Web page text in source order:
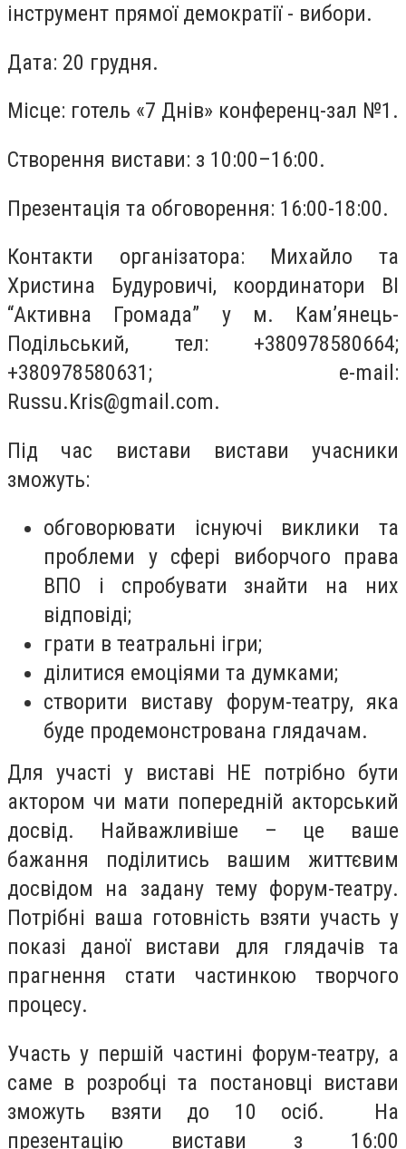
інструмент прямої демократії - вибори.
Дата: 20 грудня.
Місце: готель «7 Днів» конференц-зал №1.
Створення вистави: з 10:00–16:00.
Презентація та обговорення: 16:00-18:00.
Контакти організатора: Михайло та
Христина Будуровичі, координатори ВІ
“Активна Громада” у м. Кам’янець-
Подільський, тел: +380978580664;
+380978580631; e-mail:
Russu.Kris@gmail.com.
Під час вистави вистави учасники
зможуть:
обговорювати існуючі виклики та
проблеми у сфері виборчого права
ВПО і спробувати знайти на них
відповіді;
грати в театральні ігри;
ділитися емоціями та думками;
створити виставу форум-театру, яка
буде продемонстрована глядачам.
Для участі у виставі НЕ потрібно бути
актором чи мати попередній акторський
досвід. Найважливіше – це ваше
бажання поділитись вашим життєвим
досвідом на задану тему форум-театру.
Потрібні ваша готовність взяти участь у
показі даної вистави для глядачів та
прагнення стати частинкою творчого
процесу.
Участь у першій частині форум-театру, а
саме в розробці та постановці вистави
зможуть взяти до 10 осіб. На
презентацію вистави з 16:00